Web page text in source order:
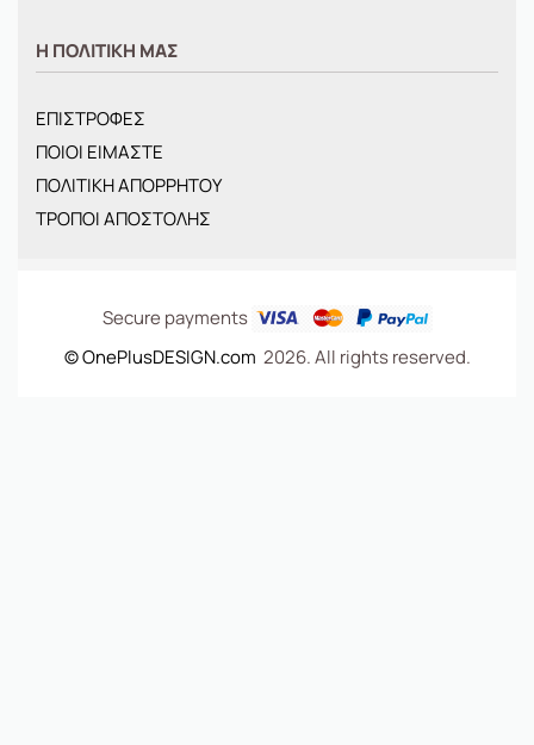
ΓΥΝΑΙΚΕΙΑ
BRANDS
ΝΕΕΣ ΑΦΙΞΕΙΣ
OFFERS
ΤΣΑΝΤΕΣ
Η ΠΟΛΙΤΙΚΗ ΜΑΣ
ΕΠΙΣΤΡΟΦΕΣ
ΠΟΙΟΙ ΕΙΜΑΣΤΕ
ΠΟΛΙΤΙΚΗ ΑΠΟΡΡΗΤΟΥ
ΤΡΟΠΟΙ ΑΠΟΣΤΟΛΗΣ
Secure payments
© OnePlusDESIGN.com 2026. All rights reserved.